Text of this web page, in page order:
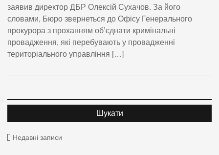
заявив директор ДБР Олексій Сухачов. За його
словами, Бюро звернеться до Офісу Генерального
прокурора з проханням об’єднати кримінальні
провадження, які перебувають у провадженні
територіального управління […]
Недавні записи